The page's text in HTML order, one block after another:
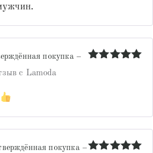
покупка –
с Lamoda
покупка –